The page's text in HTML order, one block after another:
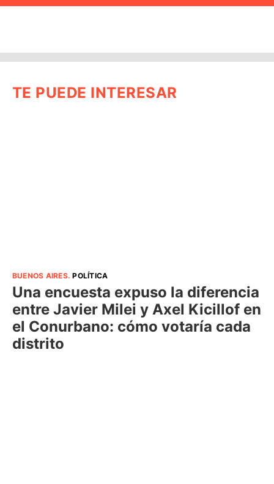
TE PUEDE INTERESAR
BUENOS AIRES.POLÍTICA
Una encuesta expuso la diferencia
entre Javier Milei y Axel Kicillof en
el Conurbano: cómo votaría cada
distrito